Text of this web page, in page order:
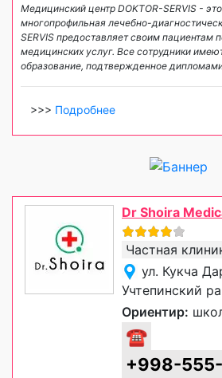
Медицинский центр DOKTOR-SERVIS -
многопрофильная лечебно-
SERVIS предоставляет своим пациентам
медицинских услуг. Все сотрудники
образование, подтвержденное
>>> Подробнее
Dr Shoira
Частная
ул. Кукча
Учтепинский
Ориентир:
☎
+998-